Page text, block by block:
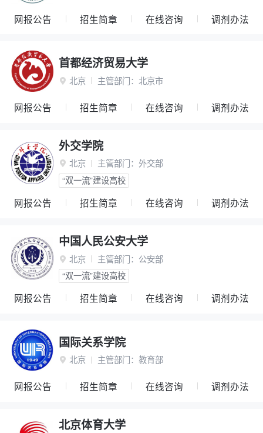
网报公告 招生简章 在线咨询 调剂办法
首都经济贸易大学
 北京 主管部门： 北京市
网报公告 招生简章 在线咨询 调剂办法
外交学院
 北京 主管部门： 外交部
“双一流”建设高校
网报公告 招生简章 在线咨询 调剂办法
中国人民公安大学
 北京 主管部门： 公安部
“双一流”建设高校
网报公告 招生简章 在线咨询 调剂办法
国际关系学院
 北京 主管部门： 教育部
网报公告 招生简章 在线咨询 调剂办法
北京体育大学